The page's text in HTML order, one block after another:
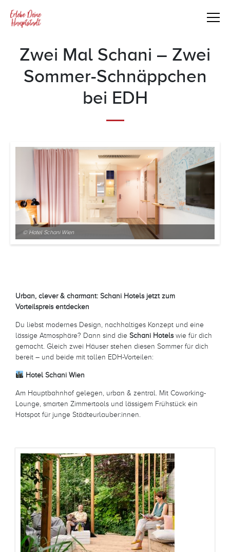
Zwei Mal Schani – Zwei
Sommer-Schnäppchen
bei EDH
© Hotel Schani Wien
Urban, clever & charmant: Schani Hotels jetzt zum
Vorteilspreis entdecken
Du liebst modernes Design, nachhaltiges Konzept und eine
lässige Atmosphäre? Dann sind die Schani Hotelswie für dich
gemacht. Gleich zwei Häuser stehen diesen Sommer für dich
bereit – und beide mit tollen EDH-Vorteilen:
️ Hotel Schani Wien
Am Hauptbahnhof gelegen, urban & zentral. Mit Coworking-
Lounge, smarten Zimmertools und lässigem Frühstück ein
Hotspot für junge Städteurlauber:innen.